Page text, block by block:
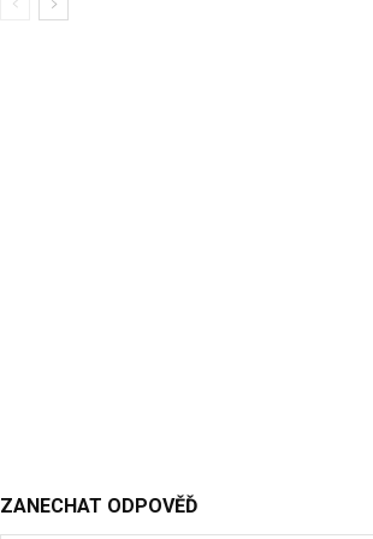
ZANECHAT ODPOVĚĎ